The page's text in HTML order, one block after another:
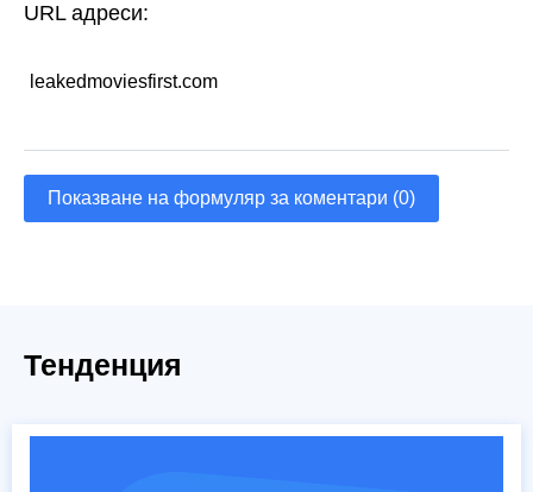
URL адреси:
leakedmoviesfirst.com
Показване на формуляр за коментари (0)
Тенденция